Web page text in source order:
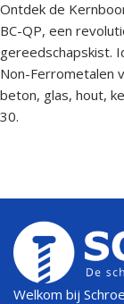
Ontdek de
BC-QP, een
gereedschapskist.
Non-Ferrometalen
beton, glas, hout,
30.
Welkom bij